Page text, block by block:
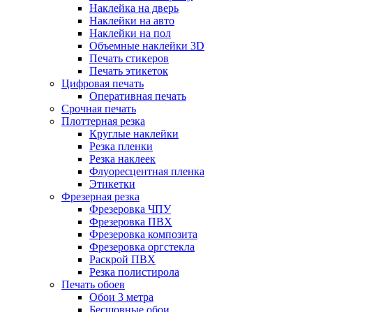
Наклейка на дверь
Наклейки на авто
Наклейки на пол
Объемные наклейки 3D
Печать стикеров
Печать этикеток
Цифровая печать
Оперативная печать
Срочная печать
Плоттерная резка
Круглые наклейки
Резка пленки
Резка наклеек
Флуоресцентная пленка
Этикетки
Фрезерная резка
Фрезеровка ЧПУ
Фрезеровка ПВХ
Фрезеровка композита
Фрезеровка оргстекла
Раскрой ПВХ
Резка полистирола
Печать обоев
Обои 3 метра
Бесшовные обои